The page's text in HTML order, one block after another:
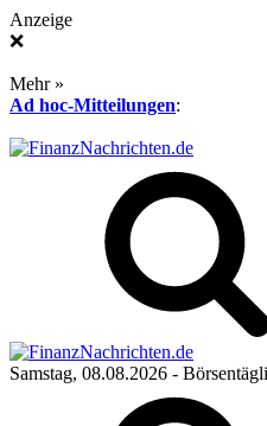
Anzeige
❌
Mehr »
Ad hoc-Mitteilungen:
Samstag, 08.08.2026 -